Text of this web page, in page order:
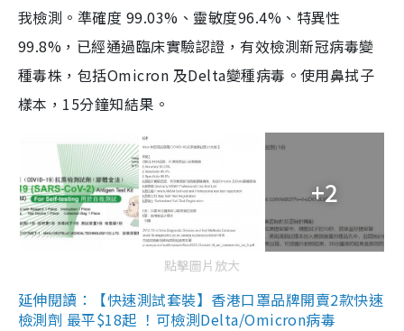
我檢測。準確度 99.03%、靈敏度96.4%、特異性
99.8%，已經通過臨床實驗認證，有效檢測新冠病毒變
種毒株，包括Omicron 及Delta變種病毒。使用鼻拭子
樣本，15分鐘知結果。
+2
點擊圖片放大
延伸閱讀：【快速測試套裝】香港口罩品牌開賣2款快速
檢測劑 最平$18起 ！可檢測Delta/Omicron病毒